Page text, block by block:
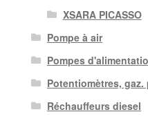
XSARA PICASSO
Pompe à air
Pompes
Potentiomètres, gaz.
Réchauffeurs diesel